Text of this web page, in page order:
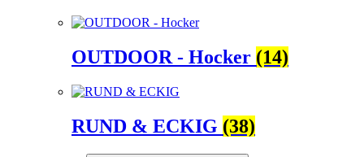
OUTDOOR - Hocker (14)
RUND & ECKIG (38)